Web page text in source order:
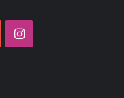
YouTubeInstagram